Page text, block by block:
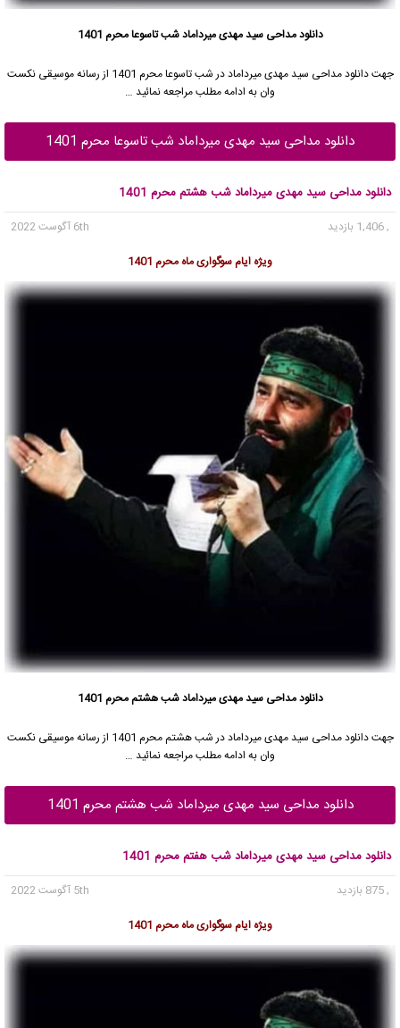
دانلود مداحی سید مهدی میرداماد شب تاسوعا محرم 1401
جهت دانلود مداحی سید مهدی میرداماد
در شب تاسوعا محرم 1401 از رسانه موسیقی نکست
وان به ادامه مطلب مراجعه نمائید …
دانلود مداحی سید مهدی میرداماد شب تاسوعا محرم 1401
دانلود مداحی سید مهدی میرداماد شب هشتم محرم 1401
, 1,406 بازدید
6th آگوست 2022
ویژه ایام سوگواری ماه محرم 1401
دانلود مداحی سید مهدی میرداماد شب هشتم محرم 1401
جهت دانلود مداحی سید مهدی میرداماد
در شب هشتم محرم 1401 از رسانه موسیقی نکست
وان به ادامه مطلب مراجعه نمائید …
دانلود مداحی سید مهدی میرداماد شب هشتم محرم 1401
دانلود مداحی سید مهدی میرداماد شب هفتم محرم 1401
, 875 بازدید
5th آگوست 2022
ویژه ایام سوگواری ماه محرم 1401